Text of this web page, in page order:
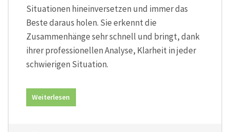
Situationen hineinversetzen und immer das
Beste daraus holen. Sie erkennt die
Zusammenhänge sehr schnell und bringt, dank
ihrer professionellen Analyse, Klarheit in jeder
schwierigen Situation.
Weiterlesen